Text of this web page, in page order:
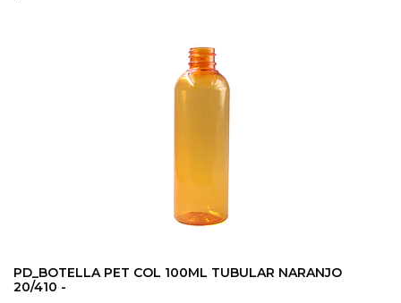
PD_BOTELLA PET COL 100ML TUBULAR NARANJO
20/410 -